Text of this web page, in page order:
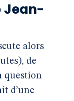
Jean-
alors
de
question
d’une